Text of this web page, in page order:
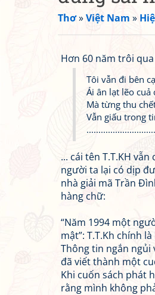
Thơ»Việt Nam »
Hơn 60 năm trôi
Tôi vẫn đi bên
Ái ân lạt lẽo cuả
Mà từng thu
Vẫn giấu trong
... cái tên T.T.KH
người ta lại có dịp
nhà giải mã Trần
hàng chữ:
“Năm 1994 một
mật”: T.T.Kh chính
Thông tin ngắn ngủi
đã viết thành một
Khi cuốn sách phát
rằng mình không